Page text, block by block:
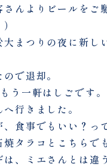
んよりビールをご
まつりの夜に新し
で退却。
う一軒はしごです。
行きました。
食事でもいい？っ
タラコとこちらで
、ミエさんとは違